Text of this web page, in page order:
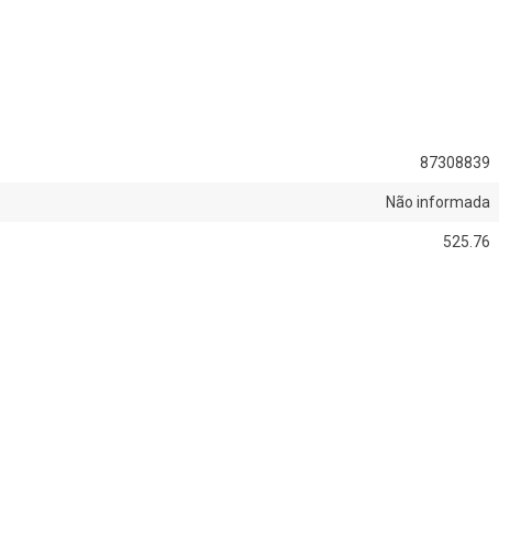
87308839
Não informada
525.76